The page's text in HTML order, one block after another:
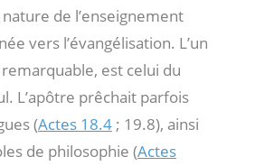
de l’enseignement
vers l’évangélisation. L’un
est celui du
L’apôtre prêchait parfois
(Actes 18.4 ; 19.8), ainsi
de philosophie (Actes